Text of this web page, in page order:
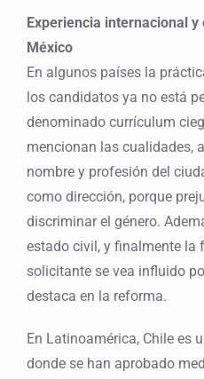
Experiencia internacional
México
En algunos países la
los candidatos ya no está
denominado currículum
mencionan las cualidades,
nombre y profesión del
como dirección, porque
discriminar el género.
estado civil, y finalmente la
solicitante se vea influido
destaca en la reforma.
En Latinoamérica, Chile es
donde se han aprobado